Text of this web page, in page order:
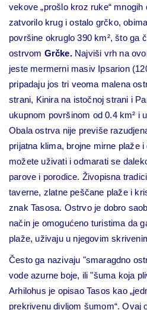
vekove „prošlo kroz ruke“
zatvorilo krug i ostalo grčko,
površine okruglo 390 km², što ga
ostrvom Grčke.Najviši vrh na
jeste mermerni masiv Ipsarion
pripadaju jos tri veoma malena
strani, Kinira na istočnoj strani i
ukupnom površinom od 0.4 km² i
Obala ostrva nije previše
prijatna klima, brojne mirne plaže
možete uživati i odmarati se
parove i porodice. Živopisna
taverne, zlatne peščane plaže i
znak Tasosa. Ostrvo je dobro
način je omogućeno turistima da
plaže, uživaju u njegovim
Često ga nazivaju "smaragdno
vode azurne boje, ili "šuma koja
Arhilohus je opisao Tasos kao
prekrivenu divljom šumom“. Ovaj